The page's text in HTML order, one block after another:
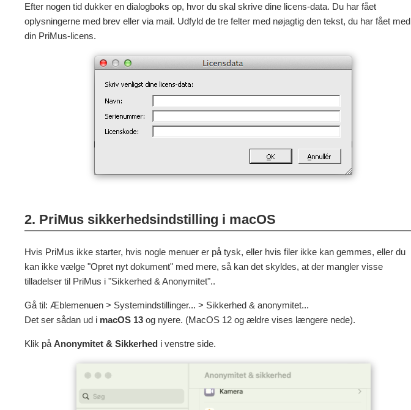
Efter nogen tid dukker en dialogboks op, hvor du skal skrive dine licens-data. Du har fået
oplysningerne med brev eller via mail. Udfyld de tre felter med nøjagtig den tekst, du har fået med
din PriMus-licens.
2. PriMus sikkerhedsindstilling i macOS
Hvis PriMus ikke starter, hvis nogle menuer er på tysk, eller hvis filer ikke kan gemmes, eller du
kan ikke vælge "Opret nyt dokument" med mere, så kan det skyldes, at der mangler visse
tilladelser til PriMus i "Sikkerhed & Anonymitet"..
Gå til: Æblemenuen > Systemindstillinger... > Sikkerhed & anonymitet...
Det ser sådan ud i macOS 13 og nyere. (MacOS 12 og ældre vises længere nede).
Klik på Anonymitet & Sikkerhed i venstre side.